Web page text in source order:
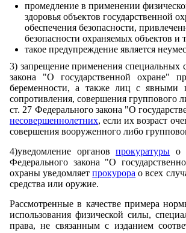
промедление в применении
здоровья объектов государственной
обеспечения безопасности,
безопасности охраняемых объектов и
такое предупреждение является
3) запрещение применения специальных
закона "О государственной охране"
беременности, а также лиц с явными
сопротивления, совершения группового
ст. 27 Федерального закона "О
несовершеннолетних, если их возраст
совершения вооруженного либо
4)уведомление органовпрокуратуры о
Федерального закона "О
охраны уведомляетпрокурора о всех
средства или оружие.
Рассмотренные в качестве примера
использования физической силы,
права, не связанным с изданием